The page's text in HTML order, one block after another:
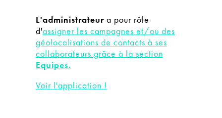
L'administrateur a pour rôle
d'assigner les campagnes et/ou des
géolocalisations de contacts à ses
collaborateurs grâce à la section
Equipes.
Voir l'application !